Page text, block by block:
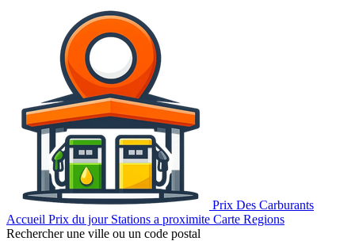
Prix Des Carburants
Accueil Prix du jour Stations a proximite Carte Regions
Rechercher une ville ou un code postal